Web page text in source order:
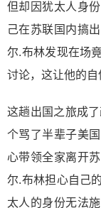
但却因犹太人身
己在苏联国内搞
尔.布林发现在场
讨论，这让他的自
这趟出国之旅成
个骂了半辈子美
心带领全家离开
尔.布林担心自己
太人的身份无法